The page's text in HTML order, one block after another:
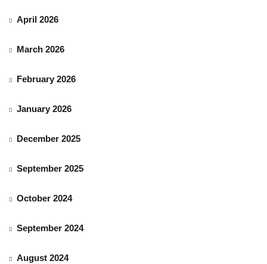
April 2026
March 2026
February 2026
January 2026
December 2025
September 2025
October 2024
September 2024
August 2024